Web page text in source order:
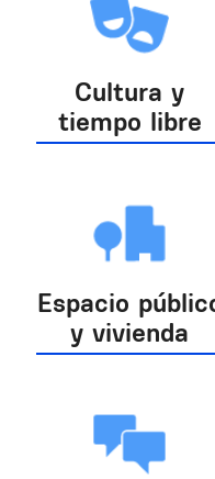
Cultura y
tiempo libre
Espacio
y vivienda